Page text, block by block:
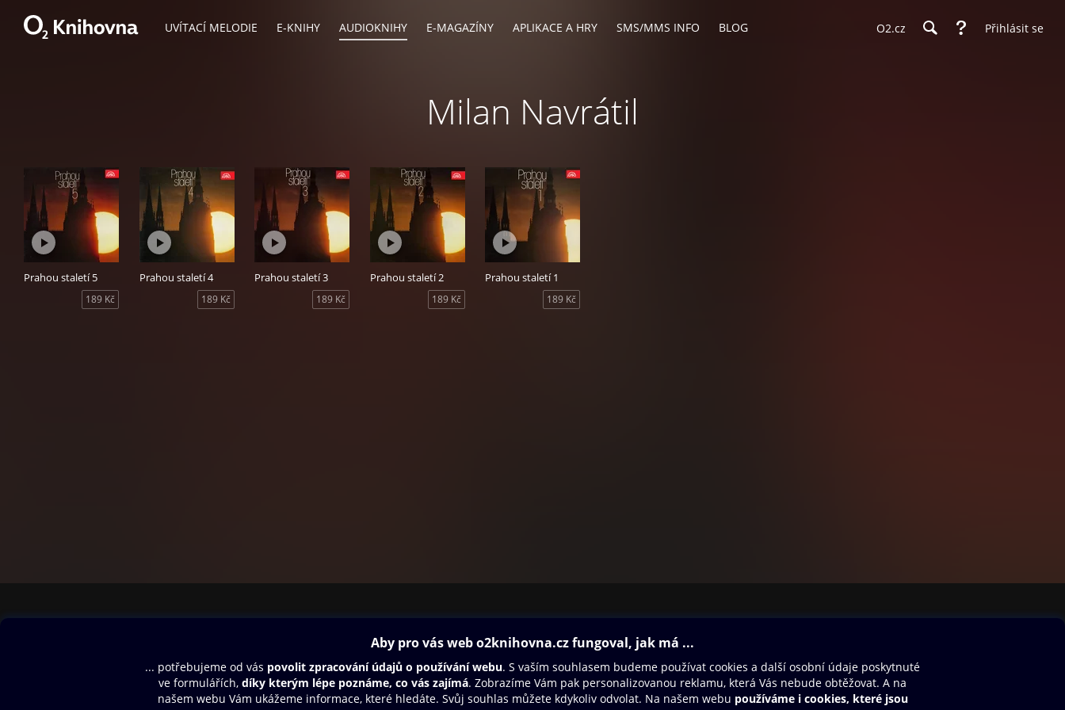
UVÍTACÍ MELODIE E-KNIHY AUDIOKNIHY E-MAGAZÍNY APLIKACE A HRY SMS/MMS INFO BLOG O2.cz Přihlásit se
Milan Navrátil
Prahou staletí 5
189 Kč
Prahou staletí 4
189 Kč
Prahou staletí 3
189 Kč
Prahou staletí 2
189 Kč
Prahou staletí 1
189 Kč
Aplikace a hry
SMS/MMS Info
Blog
Dárkový poukaz
Nápověda
Oneplay Originály
Sport